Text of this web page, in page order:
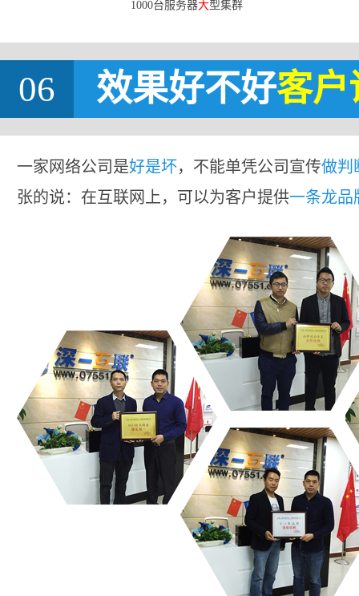
1000台服务器大型集群
06 效果好不好客户
一家网络公司是好是坏，不能单凭公司宣传做判
张的说：在互联网上，可以为客户提供一条龙品